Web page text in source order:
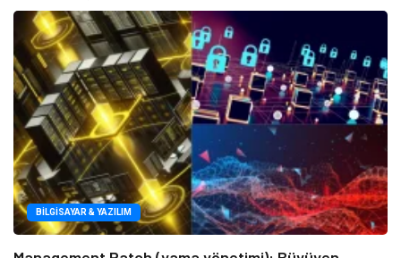
BILGISAYAR & YAZILIM